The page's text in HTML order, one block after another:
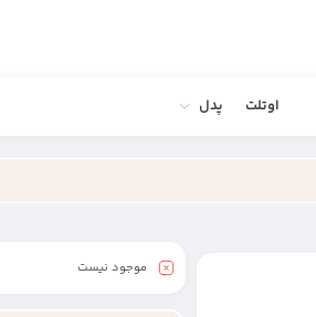
اوتلت پدل
موجود نیست